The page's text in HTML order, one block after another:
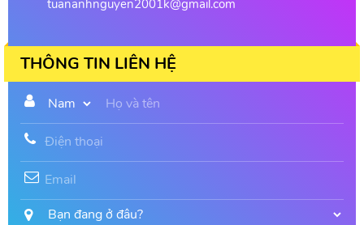
tuananhnguyen2001k@gmail.com
THÔNG TIN LIÊN HỆ